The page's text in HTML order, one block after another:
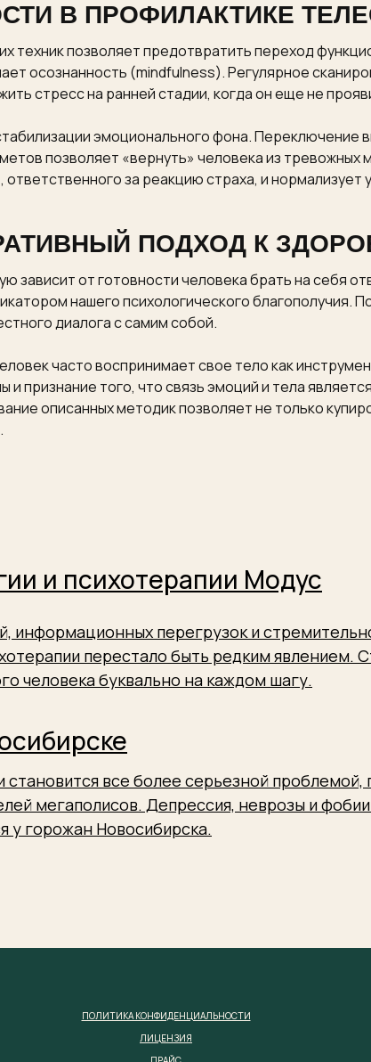
В ПРОФИЛАКТИКЕ
техник позволяет предотвратить переход
осознанность (mindfulness). Регулярное
стресс на ранней стадии, когда он еще не
эмоционального фона. Переключение
позволяет «вернуть» человека из
за реакцию страха, и нормализует
ПОДХОД К
зависит от готовности человека брать на себя
нашего психологического благополучия.
диалога с самим собой.
часто воспринимает свое тело как
признание того, что связь эмоций и тела
описанных методик позволяет не только
информационных перегрузок и
перестало быть редким явлением.
человека буквально на каждом шагу.
и психотерапии Модус
все более серьезной проблемой,
мегаполисов. Депрессия, неврозы и
у горожан Новосибирска.
ПОЛИТИКА КОНФИДЕНЦИАЛЬНОСТИ
ЛИЦЕНЗИЯ